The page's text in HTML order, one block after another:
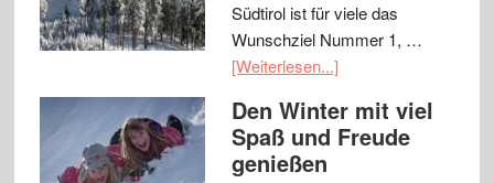
Südtirol ist für viele das
Wunschziel Nummer 1, …
[Weiterlesen...]
Den Winter mit viel
Spaß und Freude
genießen